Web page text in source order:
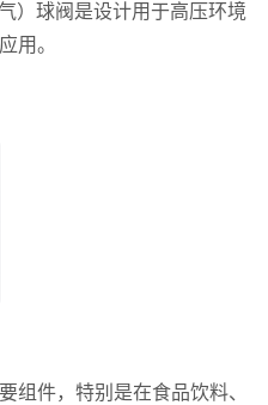
）球阀是设计用于高压环境
用。
组件，特别是在食品饮料、